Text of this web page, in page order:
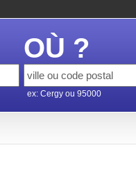
OÙ ?
ex: Cergy ou 95000